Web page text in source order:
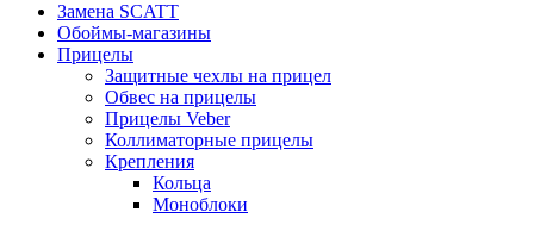
Замена SCATT
Обоймы-магазины
Прицелы
Защитные чехлы на прицел
Обвес на прицелы
Прицелы Veber
Коллиматорные прицелы
Крепления
Кольца
Моноблоки